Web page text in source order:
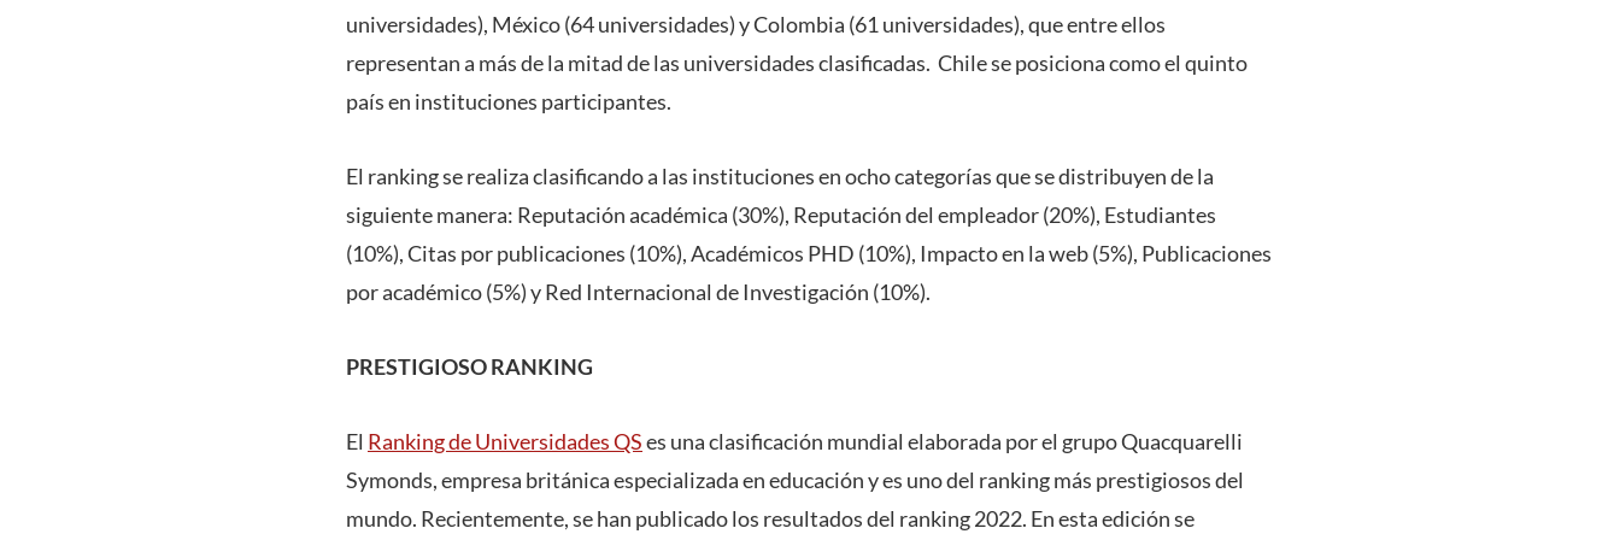
universidades), México (64 universidades) y Colombia (61 universidades), que entre ellos
representan a más de la mitad de las universidades clasificadas. Chile se posiciona como el quinto
país en instituciones participantes.
El ranking se realiza clasificando a las instituciones en ocho categorías que se distribuyen de la
siguiente manera: Reputación académica (30%), Reputación del empleador (20%), Estudiantes
(10%), Citas por publicaciones (10%), Académicos PHD (10%), Impacto en la web (5%), Publicaciones
por académico (5%) y Red Internacional de Investigación (10%).
PRESTIGIOSO RANKING
El Ranking de Universidades QSes una clasificación mundial elaborada por el grupo Quacquarelli
Symonds, empresa británica especializada en educación y es uno del ranking más prestigiosos del
mundo. Recientemente, se han publicado los resultados del ranking 2022. En esta edición se